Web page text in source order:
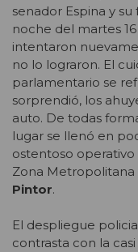
senador Espina y
noche del martes
intentaron
no lo lograron. El
parlamentario se
sorprendió, los
auto. De todas
lugar se llenó en
ostentoso
Zona Metropolitana
Pintor.
El despliegue
contrasta con la